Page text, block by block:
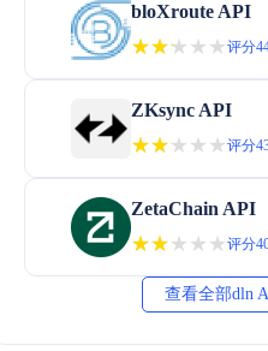
bloXroute API
★★★★★
★★★★★评分
ZKsync API
★★★★★
★★★★★评分
ZetaChain API
★★★★★
★★★★★评分
查看全部dln